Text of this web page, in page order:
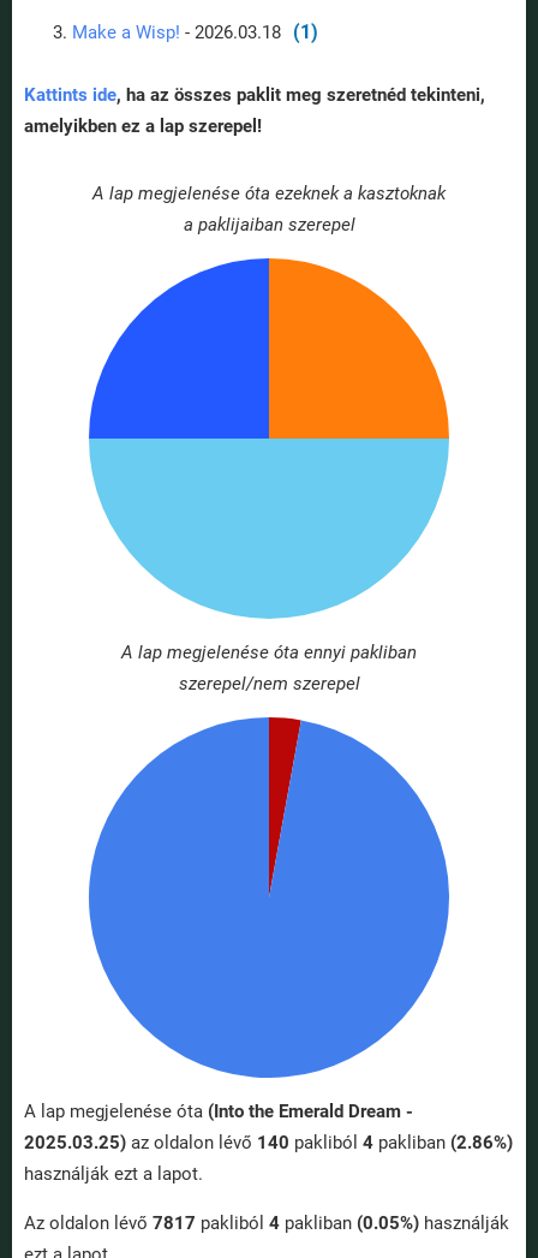
Make a Wisp! - 2026.03.18 (1)
Kattints ide, ha az összes paklit meg szeretnéd tekinteni,
amelyikben ez a lap szerepel!
A lap megjelenése óta ezeknek a kasztoknak
a paklijaiban szerepel
A lap megjelenése óta ennyi pakliban
szerepel/nem szerepel
A lap megjelenése óta (Into the Emerald Dream -
2025.03.25) az oldalon lévő 140 pakliból 4 pakliban (2.86%)
használják ezt a lapot.
Az oldalon lévő 7817 pakliból 4 pakliban (0.05%) használják